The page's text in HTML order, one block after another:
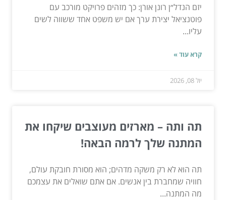
יזם הנדל״ן רונן אורן: כך מזהים פרויקט מורכב עם
פוטנציאל יצירת ערך אם יש משפט אחד ששווה לשים
עליו...
קרא עוד »
יול 08, 2026
תה ותה – מארזים מעוצבים שיקחו את
המתנה שלך לרמה הבאה!
תה הוא לא רק משקה מדהים; הוא מסורת חובקת עולם,
חוויה שמחברת בין אנשים. אם אתם שואלים את עצמכם
מה המתנה...